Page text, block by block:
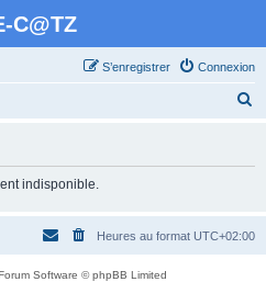
C@TZ
Connexion
S’enregistrer
r
c
indisponible.
Heures au format UTC+02:00
Software © phpBB Limited